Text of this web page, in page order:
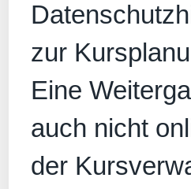
zur
Eine
auch nicht
der